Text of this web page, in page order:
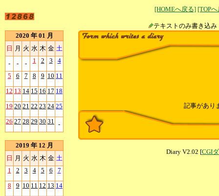
[HOMEへ戻る] [TOP
テキストのみ書
2020 年 01 月
日 月 火 水 木 金 土
- - - 1 2 3 4
5 6 7 8 9 10 11
12 13 14 15 16 17 18
19 20 21 22 23 24 25
26 27 28 29 30 31 -
2019 年 12 月
日 月 火 水 木 金 土
1
2 3 4 5 6 7
8 9 10 11 12 13 14
記事があり
Diary V2.02 [CGI